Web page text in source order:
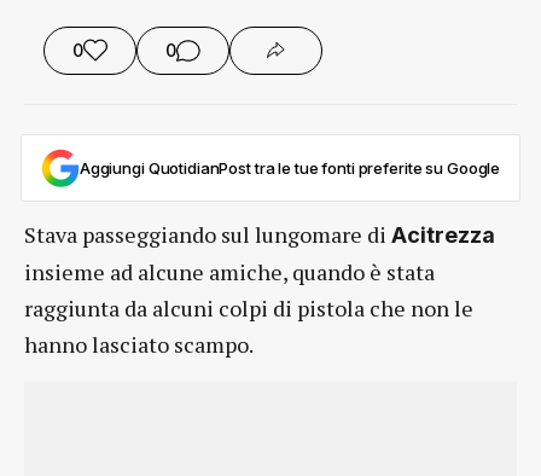
0 0
Aggiungi QuotidianPost tra le tue fonti preferite su Google
Stava passeggiando sul lungomare di Acitrezza
insieme ad alcune amiche, quando è stata
raggiunta da alcuni colpi di pistola che non le
hanno lasciato scampo.